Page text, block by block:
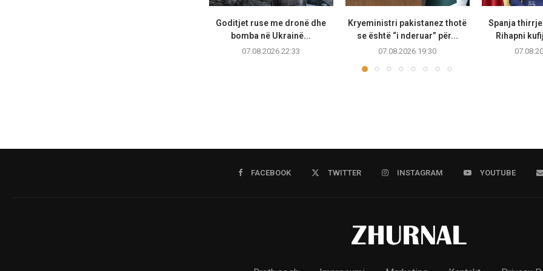
Goditjet ruse me dronë dhe
bomba në Ukrainë...
07.08.2026 22:33
Kryeministri pakistanez thotë
se është “i nderuar” për...
07.08.2026 19:30
Spanja
Rihapni
FACEBOOK TWITTER INSTAGRAM YOUTUBE